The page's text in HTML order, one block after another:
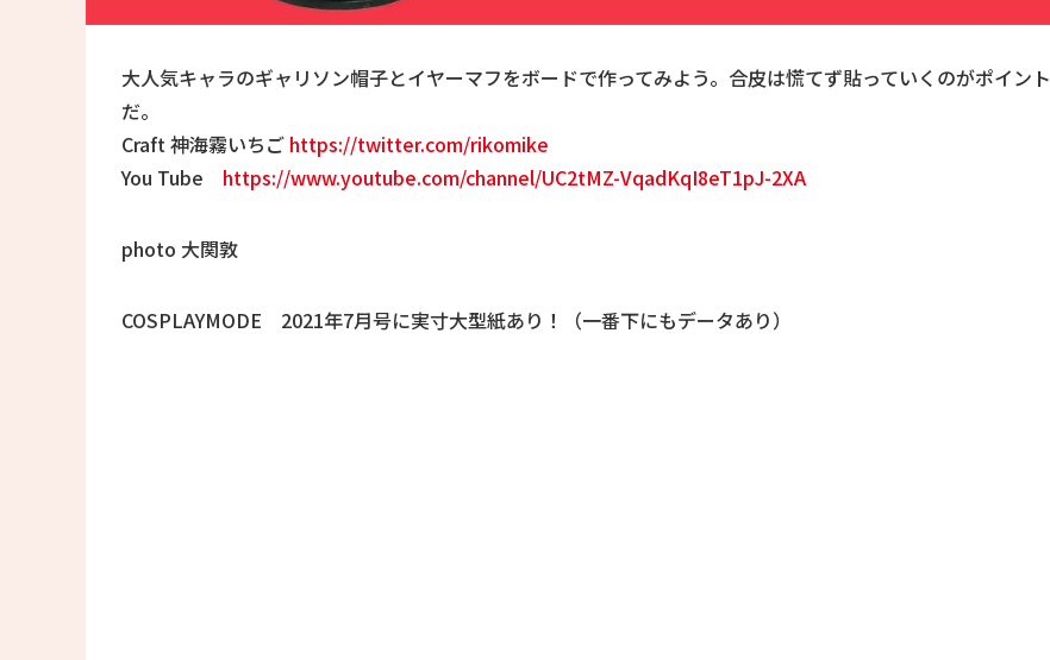
大人気キャラのギャリソン帽子とイヤーマフをボードで作ってみよう。合皮は慌てず貼っていくのがポイント
だ。
Craft 神海霧いちご https://twitter.com/rikomike
You Tube https://www.youtube.com/channel/UC2tMZ-VqadKqI8eT1pJ-2XA
photo 大関敦
COSPLAYMODE 2021年7月号に実寸大型紙あり！（一番下にもデータあり）